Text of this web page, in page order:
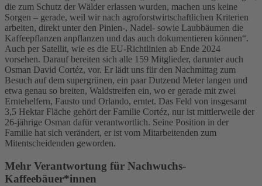
die zum Schutz der Wälder erlassen wurden, machen uns keine
Sorgen – gerade, weil wir nach agroforstwirtschaftlichen Kriterien
arbeiten, direkt unter den Pinien-, Nadel- sowie Laubbäumen die
Kaffeepflanzen anpflanzen und das auch dokumentieren können“.
Auch per Satellit, wie es die EU-Richtlinien ab Ende 2024
vorsehen. Darauf bereiten sich alle 159 Mitglieder, darunter auch
Osman David Cortéz, vor. Er lädt uns für den Nachmittag zum
Besuch auf dem supergrünen, ein paar Dutzend Meter langen und
etwa genau so breiten, Waldstreifen ein, wo er gerade mit zwei
Erntehelfern, Fausto und Orlando, erntet. Das Feld von insgesamt
3,5 Hektar Fläche gehört der Familie Cortéz, nur ist mittlerweile der
26-jährige Osman dafür verantwortlich. Seine Position in der
Familie hat sich verändert, er ist vom Mitarbeitenden zum
Mitentscheidenden geworden.
Mehr Verantwortung für Nachwuchs-
Kaffeebäuer*innen